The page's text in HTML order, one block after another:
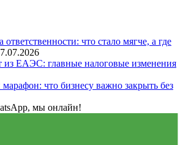
что стало мягче, а где
ЕАЭС: главные налоговые изменения
что бизнесу важно закрыть без
мы онлайн!